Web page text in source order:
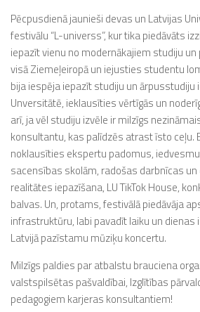
Pēcpusdienā jaunieši devas un Latvijas
festivālu “L-universs”, kur tika piedāvāts
iepazīt vienu no modernākajiem studiju
visā Ziemeļeiropā un iejusties studentu
bija iespēja iepazīt studiju un ārpusstudiju
Unversitātē, ieklausīties vērtīgās un
arī, ja vēl studiju izvēle ir milzīgs
konsultantu, kas palīdzēs atrast īsto ceļu.
noklausīties ekspertu padomus,
sacensības skolām, radošas darbnīcas
realitātes iepazīšana, LU TikTok House,
balvas. Un, protams, festivālā piedāvāja
infrastruktūru, labi pavadīt laiku un dienas
Latvijā pazīstamu mūziķu koncertu.
Milzīgs paldies par atbalstu brauciena
valstspilsētas pašvaldībai, Izglītības
pedagogiem karjeras konsultantiem!